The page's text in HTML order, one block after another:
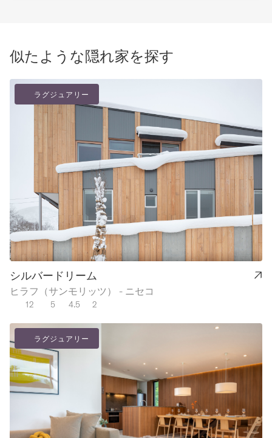
似たような隠れ家を探す
ラグジュアリー
シルバードリーム
ヒラフ（サンモリッツ） - ニセコ
12 5 4.5 2
ラグジュアリー